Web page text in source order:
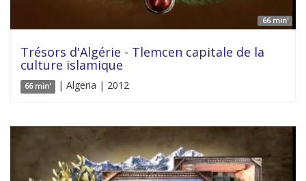
66 min'
Trésors d'Algérie - Tlemcen capitale de la
culture islamique
66 min' | Algeria | 2012